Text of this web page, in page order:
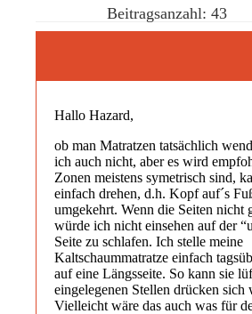
Beitragsanzahl: 43
Hallo Hazard,
ob man Matratzen tatsächlich
ich auch nicht, aber es wird
Zonen meistens symetrisch sind,
einfach drehen, d.h. Kopf auf´s
umgekehrt. Wenn die Seiten nicht
würde ich nicht einsehen auf der
Seite zu schlafen. Ich stelle meine
Kaltschaummatratze einfach
auf eine Längsseite. So kann sie
eingelegenen Stellen drücken sich
Vielleicht wäre das auch was für